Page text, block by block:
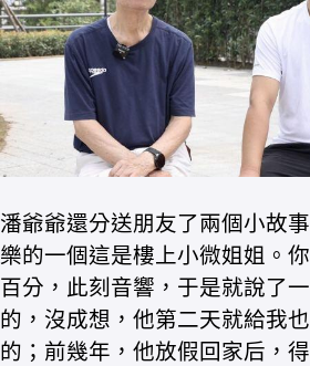
潘爺爺還分送朋友了兩個小故
樂的一個這是樓上小微姐姐。
百分，此刻音響，于是就說了一
的，沒成想，他第二天就給我
的；前幾年，他放假回家后，